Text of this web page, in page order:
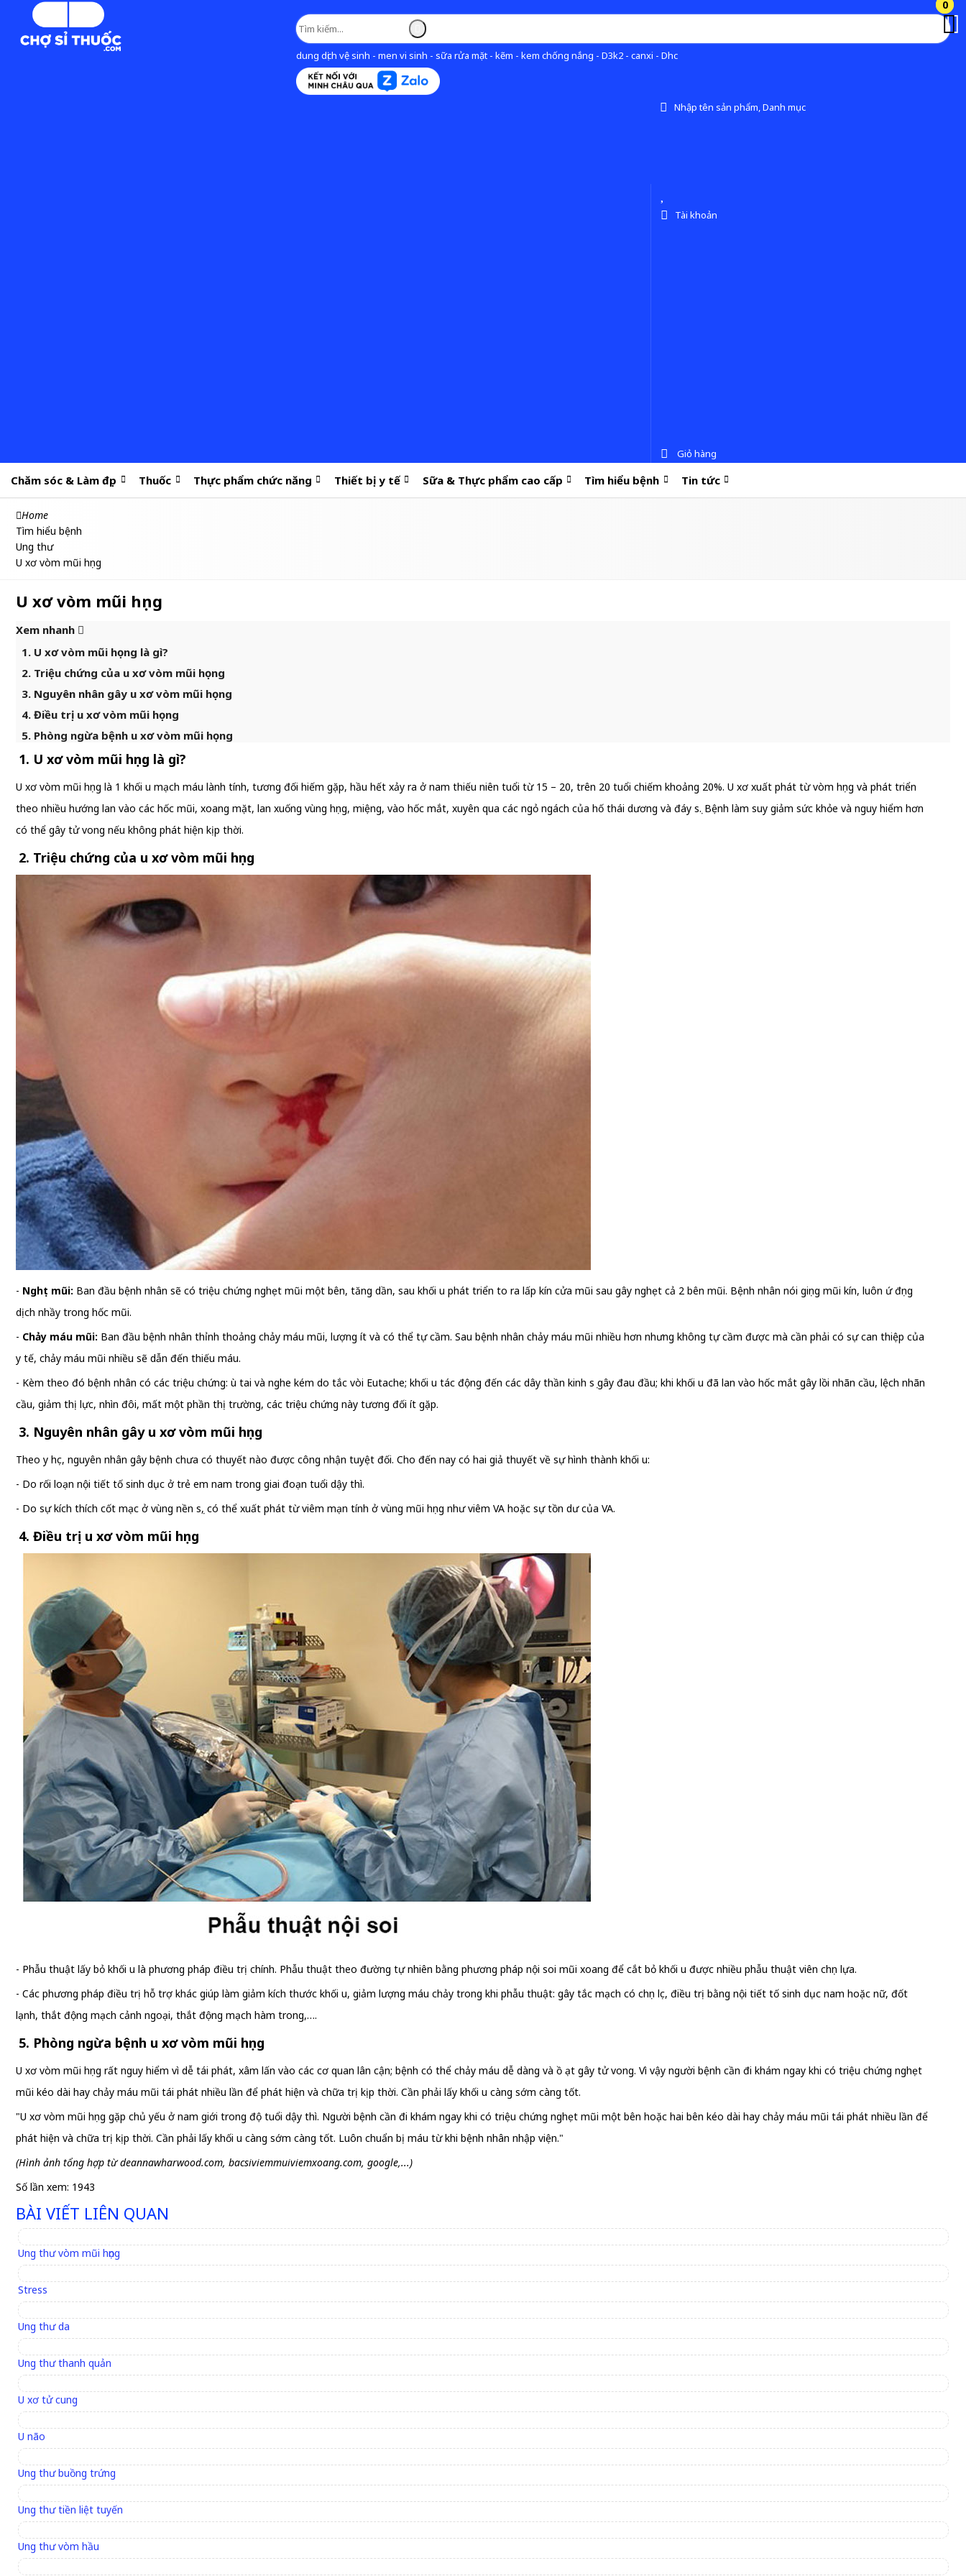
dung dịch vệ sinh - men vi sinh - sữa rửa mặt - kẽm - kem chống nắng - D3k2 - canxi - Dhc
Nhập tên sản phẩm, Danh mục
0
Tài khoản
0
Giỏ hàng
Chăm sóc & Làm đẹp Thuốc Thực phẩm chức năng Thiết bị y tế Sữa & Thực phẩm cao cấp Tìm hiểu bệnh Tin tức
Home
Tìm hiểu bệnh
Ung thư
U xơ vòm mũi họng
U xơ vòm mũi họng
Xem nhanh
1. U xơ vòm mũi họng là gì?
2. Triệu chứng của u xơ vòm mũi họng
3. Nguyên nhân gây u xơ vòm mũi họng
4. Điều trị u xơ vòm mũi họng
5. Phòng ngừa bệnh u xơ vòm mũi họng
1. U xơ vòm mũi họng là gì?
U xơ vòm mũi họng là 1 khối u mạch máu lành tính, tương đối hiếm gặp, hầu hết xảy ra ở nam thiếu niên tuổi từ 15 – 20, trên 20 tuổi chiếm khoảng 20%. U xơ xuất phát từ vòm họng và phát triển
theo nhiều hướng lan vào các hốc mũi, xoang mặt, lan xuống vùng họng, miệng, vào hốc mắt, xuyên qua các ngỏ ngách của hố thái dương và đáy sọ. Bệnh làm suy giảm sức khỏe và nguy hiểm hơn
có thể gây tử vong nếu không phát hiện kịp thời.
2. Triệu chứng của u xơ vòm mũi họng
- Nghẹt mũi: Ban đầu bệnh nhân sẽ có triệu chứng nghẹt mũi một bên, tăng dần, sau khối u phát triển to ra lấp kín cửa mũi sau gây nghẹt cả 2 bên mũi. Bệnh nhân nói giọng mũi kín, luôn ứ đọng
dịch nhầy trong hốc mũi.
- Chảy máu mũi: Ban đầu bệnh nhân thỉnh thoảng chảy máu mũi, lượng ít và có thể tự cầm. Sau bệnh nhân chảy máu mũi nhiều hơn nhưng không tự cầm được mà cần phải có sự can thiệp của
y tế, chảy máu mũi nhiều sẽ dẫn đến thiếu máu.
- Kèm theo đó bệnh nhân có các triệu chứng: ù tai và nghe kém do tắc vòi Eutache; khối u tác động đến các dây thần kinh sọ gây đau đầu; khi khối u đã lan vào hốc mắt gây lồi nhãn cầu, lệch nhãn
cầu, giảm thị lực, nhìn đôi, mất một phần thị trường, các triệu chứng này tương đối ít gặp.
3. Nguyên nhân gây u xơ vòm mũi họng
Theo y học, nguyên nhân gây bệnh chưa có thuyết nào được công nhận tuyệt đối. Cho đến nay có hai giả thuyết về sự hình thành khối u:
- Do rối loạn nội tiết tố sinh dục ở trẻ em nam trong giai đoạn tuổi dậy thì.
- Do sự kích thích cốt mạc ở vùng nền sọ, có thể xuất phát từ viêm mạn tính ở vùng mũi họng như viêm VA hoặc sự tồn dư của VA.
4. Điều trị u xơ vòm mũi họng
- Phẫu thuật lấy bỏ khối u là phương pháp điều trị chính. Phẫu thuật theo đường tự nhiên bằng phương pháp nội soi mũi xoang để cắt bỏ khối u được nhiều phẫu thuật viên chọn lựa.
- Các phương pháp điều trị hỗ trợ khác giúp làm giảm kích thước khối u, giảm lượng máu chảy trong khi phẫu thuật: gây tắc mạch có chọn lọc, điều trị bằng nội tiết tố sinh dục nam hoặc nữ, đốt
lạnh, thắt động mạch cảnh ngoại, thắt động mạch hàm trong,….
5. Phòng ngừa bệnh u xơ vòm mũi họng
U xơ vòm mũi họng rất nguy hiểm vì dễ tái phát, xâm lấn vào các cơ quan lân cận; bệnh có thể chảy máu dễ dàng và ồ ạt gây tử vong. Vì vậy người bệnh cần đi khám ngay khi có triệu chứng nghẹt
mũi kéo dài hay chảy máu mũi tái phát nhiều lần để phát hiện và chữa trị kịp thời. Cần phải lấy khối u càng sớm càng tốt.
"U xơ vòm mũi họng gặp chủ yếu ở nam giới trong độ tuổi dậy thì. Người bệnh cần đi khám ngay khi có triệu chứng nghẹt mũi một bên hoặc hai bên kéo dài hay chảy máu mũi tái phát nhiều lần để
phát hiện và chữa trị kịp thời. Cần phải lấy khối u càng sớm càng tốt. Luôn chuẩn bị máu từ khi bệnh nhân nhập viện."
(Hình ảnh tổng hợp từ deannawharwood.com, bacsiviemmuiviemxoang.com, google,...)
Số lần xem: 1943
BÀI VIẾT LIÊN QUAN
Ung thư vòm mũi họng
Stress
Ung thư da
Ung thư thanh quản
U xơ tử cung
U não
Ung thư buồng trứng
Ung thư tiền liệt tuyến
Ung thư vòm hầu